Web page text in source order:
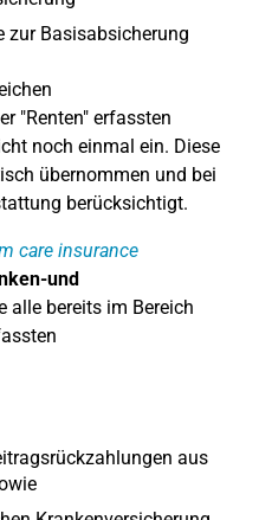
zur Basisabsicherung
"Renten" erfassten
noch einmal ein. Diese
übernommen und bei
berücksichtigt.
care insurance
und
alle bereits im Bereich
aus